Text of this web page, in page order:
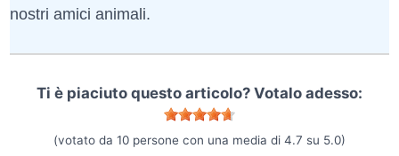
nostri amici animali.
Ti è piaciuto questo articolo? Votalo adesso:
(votato da 10 persone con una media di 4.7 su 5.0)